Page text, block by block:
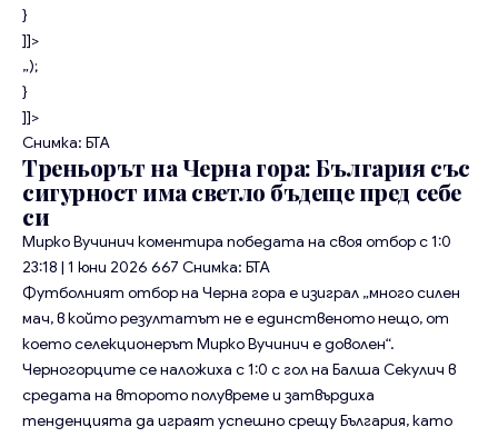
}
]]>
„);
}
]]>
Снимка: БТА
Треньорът на Черна гора: България със
сигурност има светло бъдеще пред себе
си
Мирко Вучинич коментира победата на своя отбор с 1:0
23:18 | 1 юни 2026 667 Снимка: БТА
Футболният отбор на Черна гора e изиграл „много силен
мач, в който резултатът не е единственото нещо, от
което селекционерът Мирко Вучинич е доволен“.
Черногорците се наложиха с 1:0 с гол на Балша Секулич в
средата на второто полувреме и затвърдиха
тенденцията да играят успешно срещу България, като